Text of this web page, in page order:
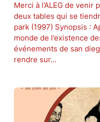
Merci à l’ALEG de
deux tables qui se
park (1997) Synopsis :
monde de l’existence
événements de san
rendre sur…